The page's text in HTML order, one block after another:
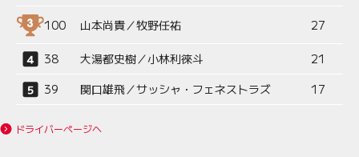
100 山本尚貴／牧野任祐 27
38 大湯都史樹／小林利徠斗
21
39
関口雄飛／サッシャ・フェネストラズ 17
ドライバーページへ